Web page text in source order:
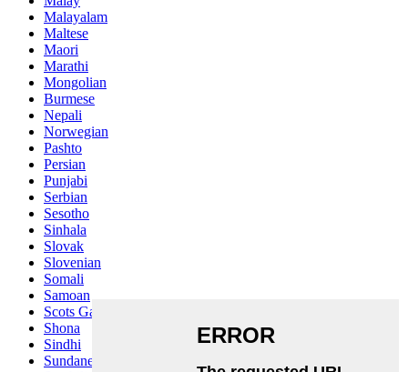
Malayalam
Maltese
Maori
Marathi
Mongolian
Burmese
Nepali
Norwegian
Pashto
Persian
Punjabi
Serbian
Sesotho
Sinhala
Slovak
Slovenian
Somali
Samoan
Scots Gaelic
Shona
Sindhi
Sundanese